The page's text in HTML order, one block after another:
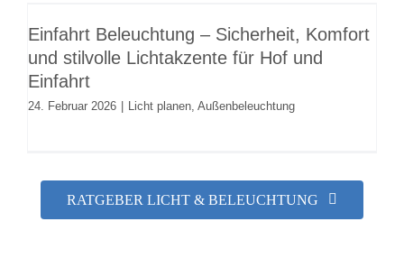
für Hof und Einfahrt
Licht planen Außenbeleuchtung
Einfahrt Beleuchtung – Sicherheit, Komfort
und stilvolle Lichtakzente für Hof und
Einfahrt
24. Februar 2026 Licht planen, Außenbeleuchtung
RATGEBER LICHT & BELEUCHTUNG